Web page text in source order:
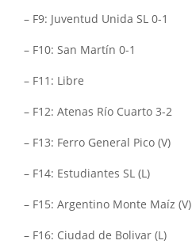
– F9: Juventud Unida SL 0-1
– F10: San Martín 0-1
– F11: Libre
– F12: Atenas Río Cuarto 3-2
– F13: Ferro General Pico (V)
– F14: Estudiantes SL (L)
– F15: Argentino Monte Maíz (V)
– F16: Ciudad de Bolivar (L)